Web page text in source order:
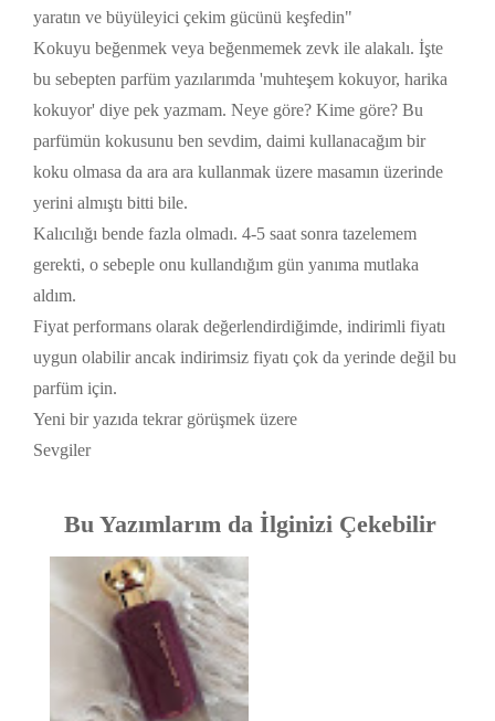
yaratın ve büyüleyici çekim gücünü keşfedin"
Kokuyu beğenmek veya beğenmemek zevk ile alakalı. İşte
bu sebepten parfüm yazılarımda 'muhteşem kokuyor, harika
kokuyor' diye pek yazmam. Neye göre? Kime göre? Bu
parfümün kokusunu ben sevdim, daimi kullanacağım bir
koku olmasa da ara ara kullanmak üzere masamın üzerinde
yerini almıştı bitti bile.
Kalıcılığı bende fazla olmadı. 4-5 saat sonra tazelemem
gerekti, o sebeple onu kullandığım gün yanıma mutlaka
aldım.
Fiyat performans olarak değerlendirdiğimde, indirimli fiyatı
uygun olabilir ancak indirimsiz fiyatı çok da yerinde değil bu
parfüm için.
Yeni bir yazıda tekrar görüşmek üzere
Sevgiler
Bu Yazımlarım da İlginizi Çekebilir